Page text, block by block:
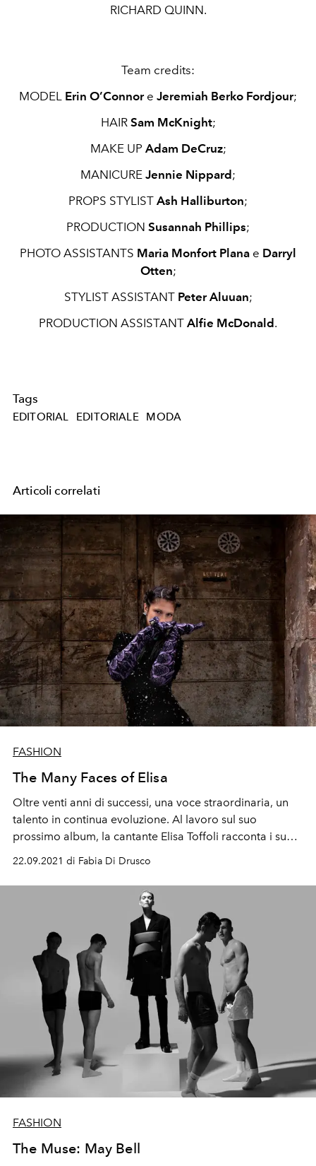
RICHARD QUINN.
Team credits:
MODEL Erin O’Connor e Jeremiah Berko Fordjour;
HAIR Sam McKnight;
MAKE UP Adam DeCruz;
MANICURE Jennie Nippard;
PROPS STYLIST Ash Halliburton;
PRODUCTION Susannah Phillips;
PHOTO ASSISTANTS Maria Monfort Plana e Darryl
Otten;
STYLIST ASSISTANT Peter Aluuan;
PRODUCTION ASSISTANT Alfie McDonald.
Tags
EDITORIAL EDITORIALE MODA
Articoli correlati
FASHION
The Many Faces of Elisa
Oltre venti anni di successi, una voce straordinaria, un
talento in continua evoluzione. Al lavoro sul suo
prossimo album, la cantante Elisa Toffoli racconta i suoi
miti musicali, il suo amore per l'ambiente, la pandemia
22.09.2021 di Fabia Di Drusco
FASHION
The Muse: May Bell